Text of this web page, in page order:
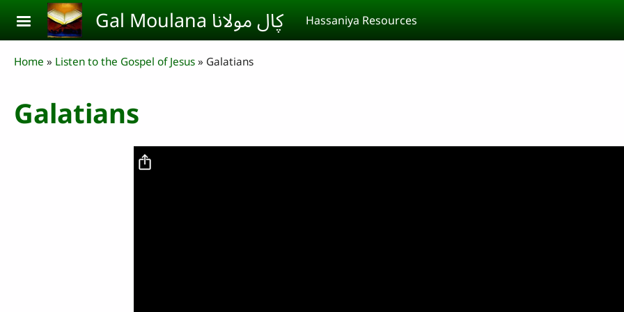
Skip to main content Gal Moulana ڮال مولانا Hassaniya Resources
Breadcrumb
Home Listen to the Gospel of Jesus Galatians
Galatians